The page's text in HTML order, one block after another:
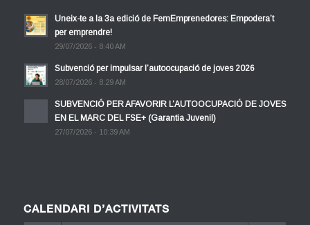
Uneix-te a la 3a edició de FemEmprenedores: Empodera’t
per emprendre!
29/07/2026 - 8:40 AM
Subvenció per impulsar l’autoocupació de joves 2026
28/07/2026 - 8:29 AM
SUBVENCIÓ PER AFAVORIR L’AUTOOCUPACIÓ DE JOVES
EN EL MARC DEL FSE+ (Garantia Juvenil)
27/07/2026 - 10:39 AM
CALENDARI D’ACTIVITATS